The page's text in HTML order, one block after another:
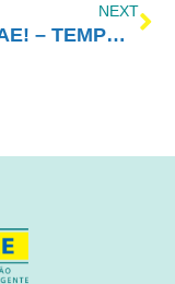
NEXT
ESCUTAE! – TEMPORADA 2 – EPISÓDIO 46